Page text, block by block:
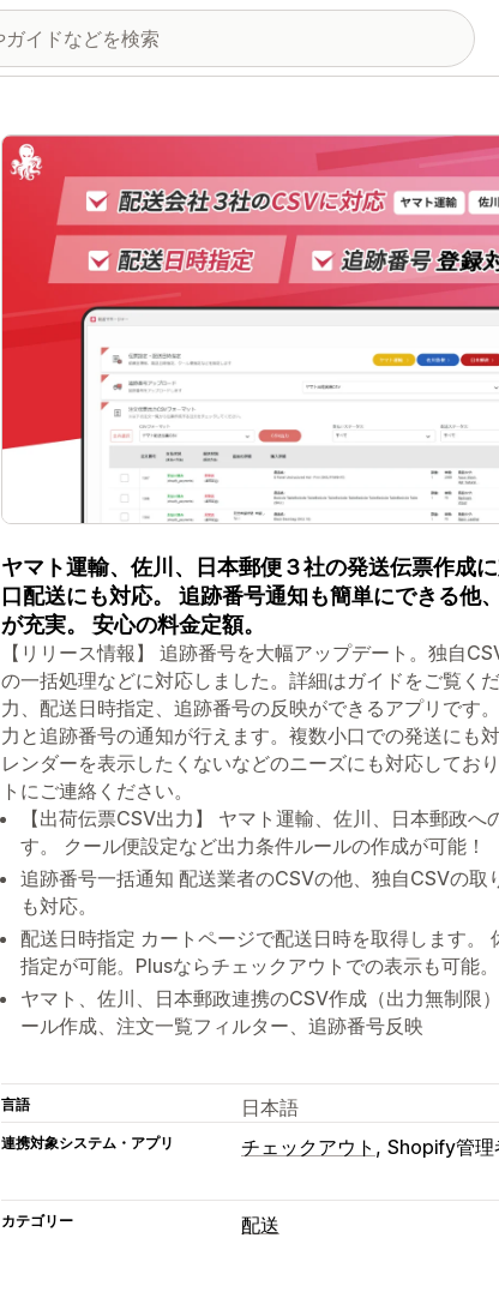
特集の画像ギャラリー
ヤマト運輸、佐川、日本郵便３社の発送伝票作成
口配送にも対応。 追跡番号通知も簡単にできる他
が充実。 安心の料金定額。
【リリース情報】 追跡番号を大幅アップデート。独自
の一括処理などに対応しました。詳細はガイドをご覧く
力、配送日時指定、追跡番号の反映ができるアプリです
力と追跡番号の通知が行えます。複数小口での発送にも
レンダーを表示したくないなどのニーズにも対応してお
トにご連絡ください。
【出荷伝票CSV出力】 ヤマト運輸、佐川、日本郵政
す。 クール便設定など出力条件ルールの作成が可能！
追跡番号一括通知 配送業者のCSVの他、独自CSVの
も対応。
配送日時指定 カートページで配送日時を取得します
指定が可能。Plusならチェックアウトでの表示も可能。
ヤマト、佐川、日本郵政連携のCSV作成（出力無制限
ール作成、注文一覧フィルター、追跡番号反映
言語 日本語
連携対象システム・アプリ チェックアウト Shopify管理
カテゴリー 配送